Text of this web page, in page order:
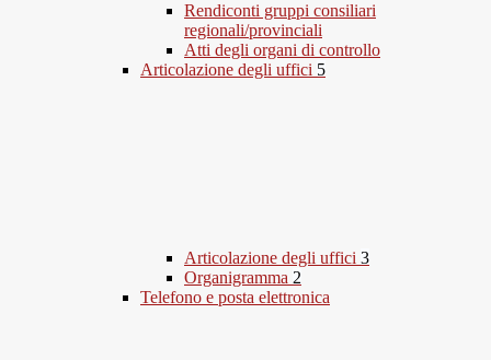
Rendiconti gruppi consiliari
regionali/provinciali
Atti degli organi di controllo
Articolazione degli uffici 5
Articolazione degli uffici 3
Organigramma 2
Telefono e posta elettronica